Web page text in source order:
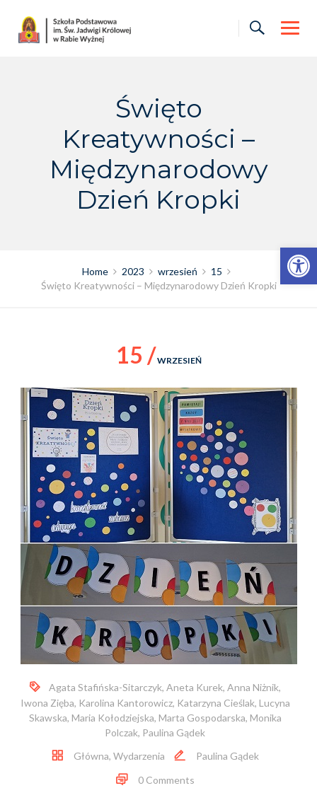
Otwórz pasek narzędzi
content
Święto
Kreatywności –
Międzynarodowy
Dzień Kropki
Home 2023 wrzesień
15
Święto Kreatywności – Międzynarodowy Dzień Kropki
15 /WRZESIEŃ
Agata Stafińska-Sitarczyk, Aneta Kurek, Anna Niżnik,
Iwona Zięba, Karolina Kantorowicz, Katarzyna Cieślak, Lucyna
Skawska, Maria Kołodziejska, Marta Gospodarska, Monika
Polczak, Paulina Gądek
Główna, Wydarzenia
Paulina Gądek
0 Comments